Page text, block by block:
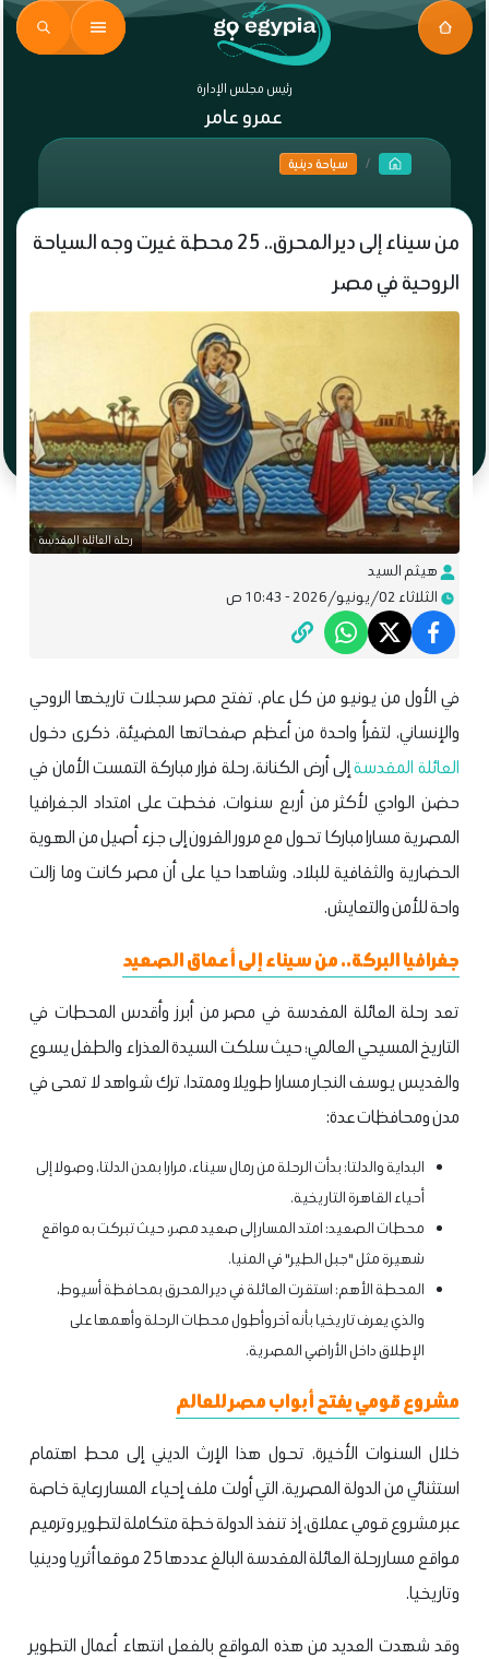
رئيس مجلس الإدارة
عمرو عامر
سياحة دينية
من سيناء إلى دير المحرق.. 25 محطة غيرت وجه السياحة
الروحية في مصر
رحلة العائلة المقدسة
هيثم السيد
الثلاثاء 02/يونيو/2026 - 10:43 ص
في الأول من يونيو من كل عام، تفتح مصر سجلات تاريخها الروحي
والإنساني، لتقرأ واحدة من أعظم صفحاتها المضيئة، ذكرى دخول
العائلة المقدسةإلى أرض الكنانة، رحلة فرار مباركة التمست الأمان في
حضن الوادي لأكثر من أربع سنوات، فخطت على امتداد الجغرافيا
المصرية مسارا مباركا تحول مع مرور القرون إلى جزء أصيل من الهوية
الحضارية والثقافية للبلاد، وشاهدا حيا على أن مصر كانت وما زالت
واحة للأمن والتعايش.
جغرافيا البركة.. من سيناء إلى أعماق الصعيد
تعد رحلة العائلة المقدسة في مصر من أبرز وأقدس المحطات في
التاريخ المسيحي العالمي؛ حيث سلكت السيدة العذراء والطفل يسوع
والقديس يوسف النجار مسارا طويلا وممتدا، ترك شواهد لا تمحى في
مدن ومحافظات عدة:
البداية والدلتا: بدأت الرحلة من رمال سيناء، مرارا بمدن الدلتا، وصولا إلى
أحياء القاهرة التاريخية.
محطات الصعيد: امتد المسار إلى صعيد مصر، حيث تبركت به مواقع
شهيرة مثل "جبل الطير" في المنيا.
المحطة الأهم: استقرت العائلة في دير المحرق بمحافظة أسيوط،
والذي يعرف تاريخيا بأنه آخر وأطول محطات الرحلة وأهمها على
الإطلاق داخل الأراضي المصرية.
مشروع قومي يفتح أبواب مصر للعالم
خلال السنوات الأخيرة، تحول هذا الإرث الديني إلى محط اهتمام
استثنائي من الدولة المصرية، التي أولت ملف إحياء المسار رعاية خاصة
عبر مشروع قومي عملاق، إذ تنفذ الدولة خطة متكاملة لتطوير وترميم
مواقع مسار رحلة العائلة المقدسة البالغ عددها 25 موقعا أثريا ودينيا
وتاريخيا.
وقد شهدت العديد من هذه المواقع بالفعل انتهاء أعمال التطوير